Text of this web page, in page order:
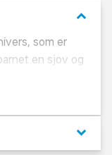
keyboard_arrow_down
som er
en sjov og
keyboard_arrow_down